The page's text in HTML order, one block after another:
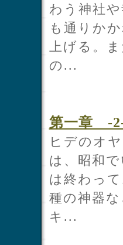
わう神社
も通りか
上げる。
の...
第一章 -
ヒデのオ
は、昭和
は終わっ
種の神器
キ...